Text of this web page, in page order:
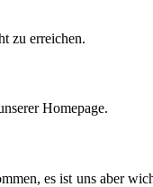
zu erreichen.
Homepage.
es ist uns aber